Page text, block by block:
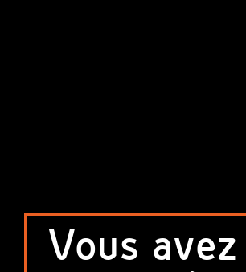
Vous avez